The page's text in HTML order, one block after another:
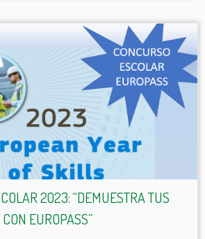
2023: “DEMUESTRA TUS
EUROPASS”